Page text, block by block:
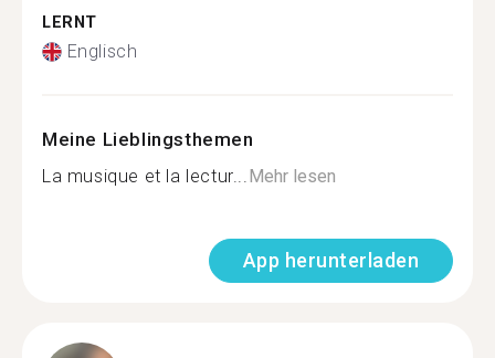
LERNT
Englisch
Meine Lieblingsthemen
La musique et la lectur...Mehr lesen
App herunterladen